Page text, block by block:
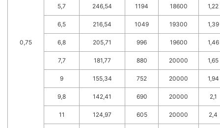
0,75
5,7 246,54 1194 18600 1,22
6,5 216,54 1049 19300 1,39
6,8 205,71 996 19600 1,46
7,7 181,77 880 20000 1,65
9 155,34 752 20000 1,94
9,8 142,41 690 20000 2,1
11 124,97 605 20000 2,4